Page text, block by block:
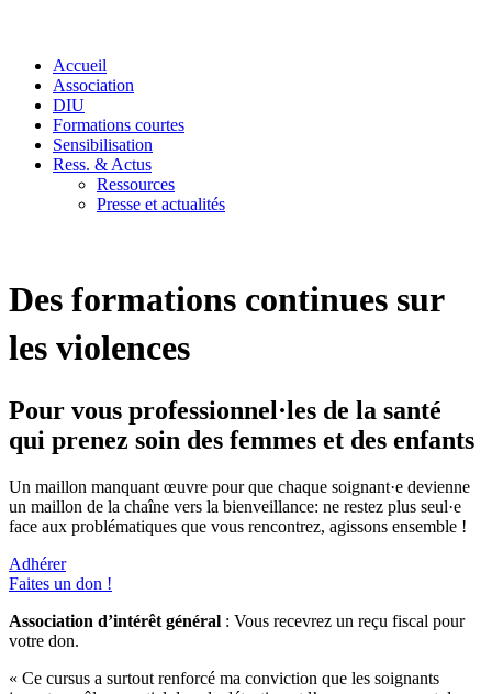
Accueil
Association
DIU
Formations courtes
Sensibilisation
Ress. & Actus
Ressources
Presse et actualités
Des formations continues sur
les violences
Pour vous professionnel·les de la santé
qui prenez soin des femmes et des enfants
Un maillon manquant œuvre pour que chaque soignant·e devienne
un maillon de la chaîne vers la bienveillance: ne restez plus seul·e
face aux problématiques que vous rencontrez, agissons ensemble !
Adhérer
Faites un don !
Association d’intérêt général : Vous recevrez un reçu fiscal pour
votre don.
« Ce cursus a surtout renforcé ma conviction que les soignants